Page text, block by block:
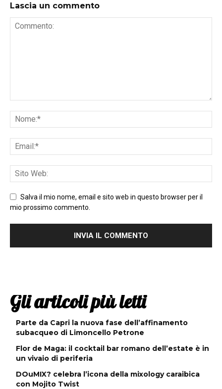
Lascia un commento
Salva il mio nome, email e sito web in questo browser per il
mio prossimo commento.
Gli articoli più letti
Parte da Capri la nuova fase dell’affinamento
subacqueo di Limoncello Petrone
Flor de Maga: il cocktail bar romano dell’estate è in
un vivaio di periferia
DOuMIX? celebra l’icona della mixology caraibica
con Mojito Twist